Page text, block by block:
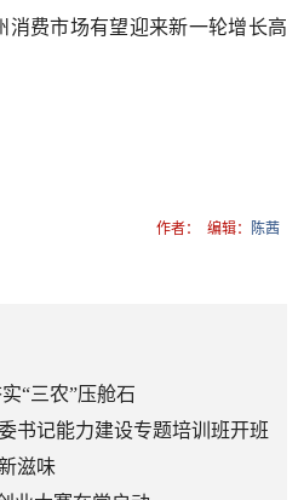
消费市场有望迎来新一轮增长高
作者： 编辑： 陈茜
“三农”压舱石
书记能力建设专题培训班开班
滋味